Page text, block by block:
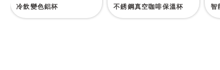
冷飲變色鋁杯 不銹鋼真空咖啡保溫杯 智